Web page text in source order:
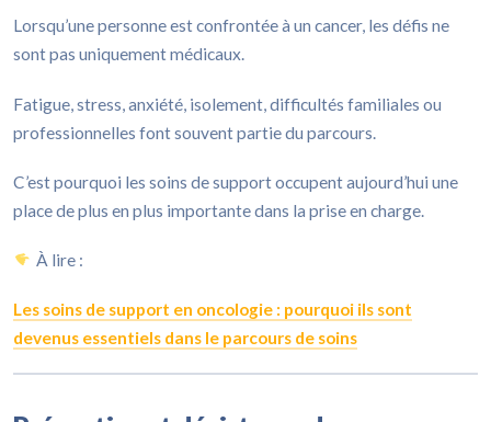
Lorsqu’une personne est confrontée à un cancer, les défis ne
sont pas uniquement médicaux.
Fatigue, stress, anxiété, isolement, difficultés familiales ou
professionnelles font souvent partie du parcours.
C’est pourquoi les soins de support occupent aujourd’hui une
place de plus en plus importante dans la prise en charge.
À lire :
Les soins de support en oncologie : pourquoi ils sont
devenus essentiels dans le parcours de soins